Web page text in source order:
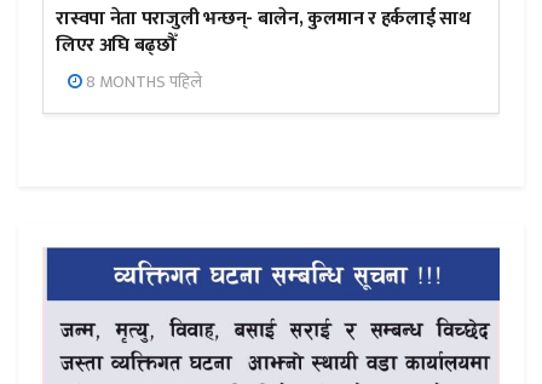
रास्वपा नेता पराजुली भन्छन्- बालेन, कुलमान र हर्कलाई साथ
लिएर अघि बढ्छौँ
8 MONTHS पहिले